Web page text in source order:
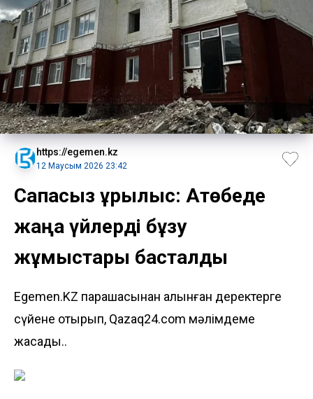
https://egemen.kz
12 Маусым 2026 23:42
Сапасыз құрылыс: Ақтөбеде
жаңа үйлерді бұзу
жұмыстары басталды
Egemen.KZ парақшасынан алынған деректерге
сүйене отырып, Qazaq24.com мәлімдеме
жасады..